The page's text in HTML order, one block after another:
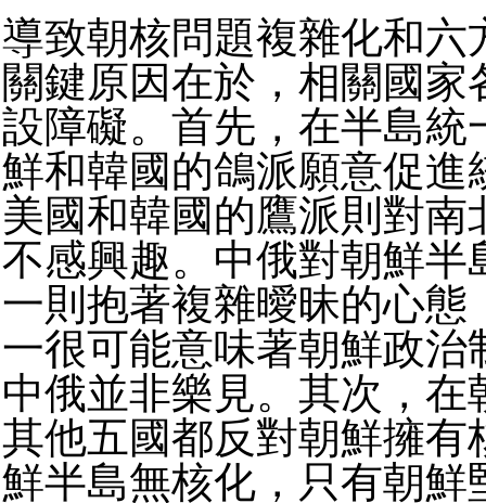
導致朝核問題複雜化和六
關鍵原因在於，相關國家
設障礙。首先，在半島統
鮮和韓國的鴿派願意促進
美國和韓國的鷹派則對南
不感興趣。中俄對朝鮮半
一則抱著複雜曖昧的心態
一很可能意味著朝鮮政治
中俄並非樂見。其次，在
其他五國都反對朝鮮擁有
鮮半島無核化，只有朝鮮